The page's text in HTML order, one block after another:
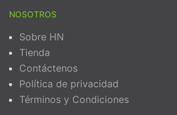
NOSOTROS
Sobre HN
Tienda
Contáctenos
Política de privacidad
Términos y Condiciones